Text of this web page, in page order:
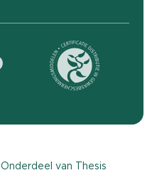
Onderdeel van Thesis